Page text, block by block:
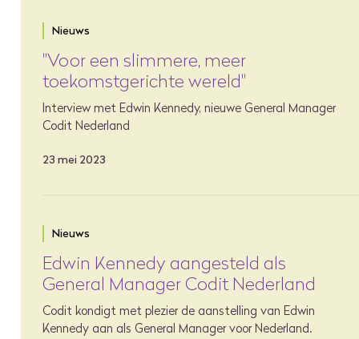
Nieuws
"Voor een slimmere, meer
toekomstgerichte wereld"
Interview met Edwin Kennedy, nieuwe General Manager
Codit Nederland
23 mei 2023
Nieuws
Edwin Kennedy aangesteld als
General Manager Codit Nederland
Codit kondigt met plezier de aanstelling van Edwin
Kennedy aan als General Manager voor Nederland.